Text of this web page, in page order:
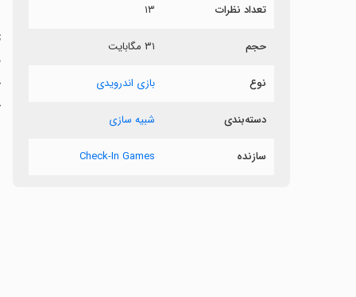
تعداد نظرات ۱۳
حجم ۳۱ مگابایت
نوع بازی اندرویدی
دسته‌بندی شبیه سازی
سازنده Check-In Games